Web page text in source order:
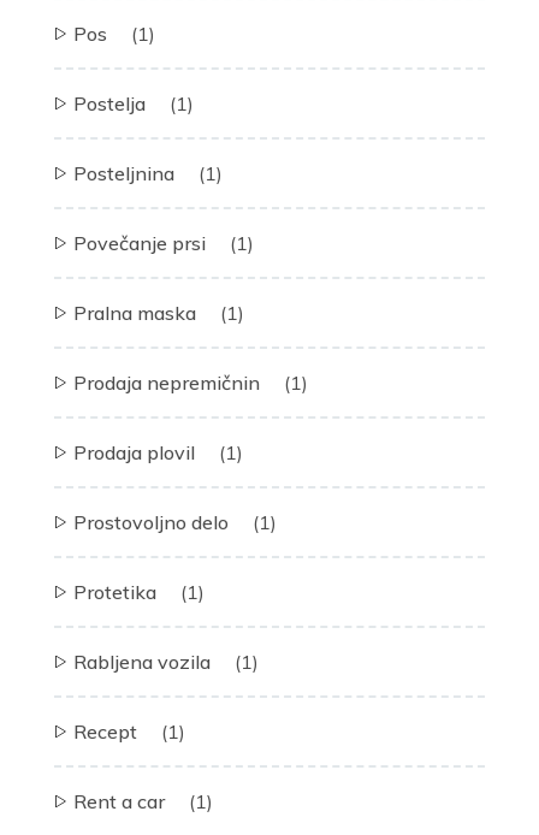
Pos (1)
Postelja (1)
Posteljnina (1)
Povečanje prsi (1)
Pralna maska (1)
Prodaja nepremičnin (1)
Prodaja plovil (1)
Prostovoljno delo (1)
Protetika (1)
Rabljena vozila (1)
Recept (1)
Rent a car (1)